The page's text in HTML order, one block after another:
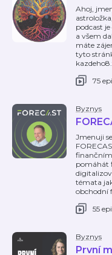
Ahoj,
podcast
a všem
máte
tyto
75
Byznys
Jmenuji
pomáhát
témata
obchodní
55
Byznys
První